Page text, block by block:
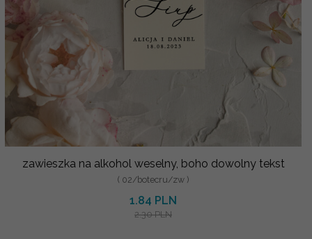
zawieszka na alkohol weselny, boho dowolny tekst
( 02/botecru/zw )
1.84 PLN
2.30 PLN